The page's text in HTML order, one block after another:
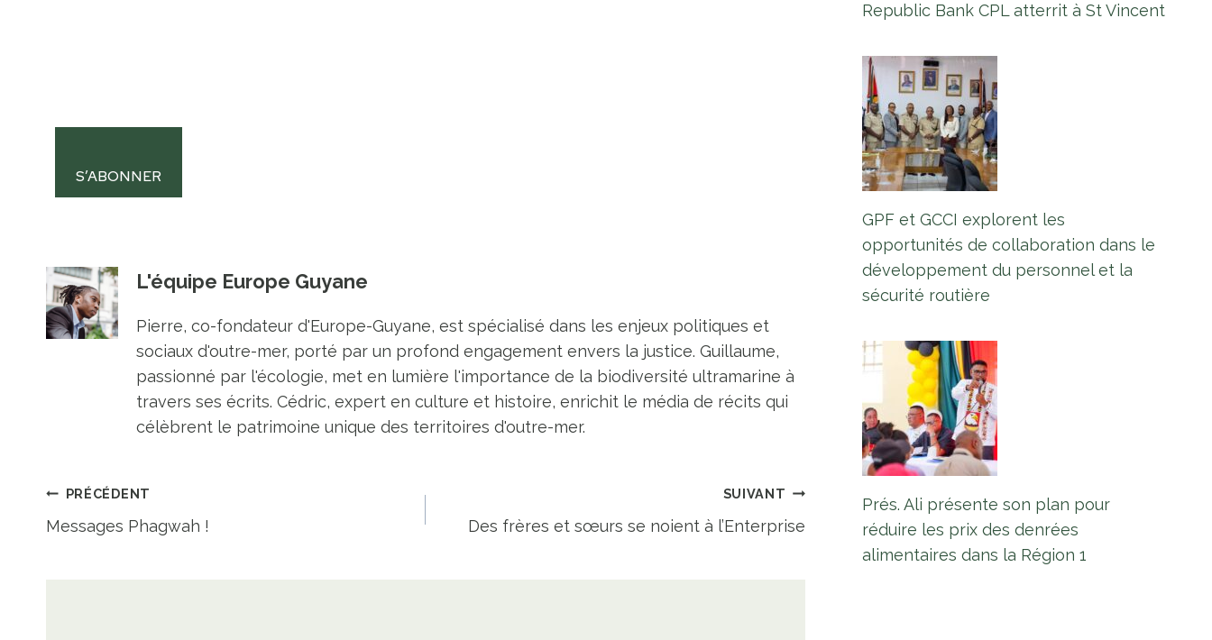
S’ABONNER
L'équipe Europe Guyane
Pierre, co-fondateur d'Europe-Guyane, est spécialisé dans les enjeux politiques et
sociaux d'outre-mer, porté par un profond engagement envers la justice. Guillaume,
passionné par l'écologie, met en lumière l'importance de la biodiversité ultramarine à
travers ses écrits. Cédric, expert en culture et histoire, enrichit le média de récits qui
célèbrent le patrimoine unique des territoires d'outre-mer.
Navigation
PRÉCÉDENT
Messages Phagwah !
SUIVANT
Des frères et sœurs se noient à l’Enterprise
Republic Bank CPL atterrit à St Vincent
GPF et GCCI explorent les
opportunités de collaboration dans le
développement du personnel et la
sécurité routière
Prés. Ali présente son plan pour
réduire les prix des denrées
alimentaires dans la Région 1